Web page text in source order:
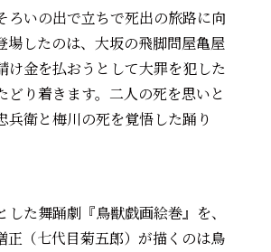
いの出で立ちで死出の旅路に向
場したのは、大坂の飛脚問屋亀屋
け金を払おうとして大罪を犯した
り着きます。二人の死を思いと
衛と梅川の死を覚悟した踊り
た舞踊劇『鳥獣戯画絵巻』を、
正（七代目菊五郎）が描くのは鳥